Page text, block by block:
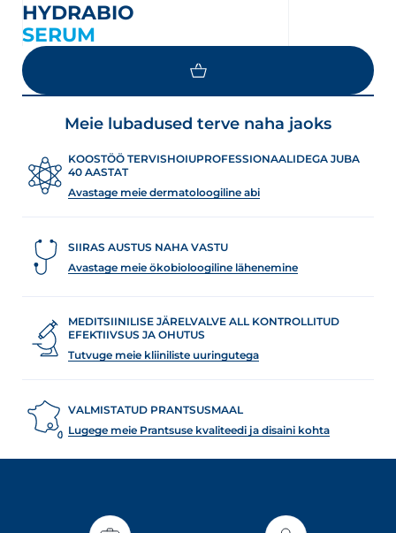
HYDRABIO
SERUM
Meie lubadused terve naha jaoks
KOOSTÖÖ TERVISHOIUPROFESSIONAALIDEGA JUBA
40 AASTAT
Avastage meie dermatoloogiline abi
SIIRAS AUSTUS NAHA VASTU
Avastage meie ökobioloogiline lähenemine
MEDITSIINILISE JÄRELVALVE ALL KONTROLLITUD
EFEKTIIVSUS JA OHUTUS
Tutvuge meie kliiniliste uuringutega
VALMISTATUD PRANTSUSMAAL
Lugege meie Prantsuse kvaliteedi ja disaini kohta